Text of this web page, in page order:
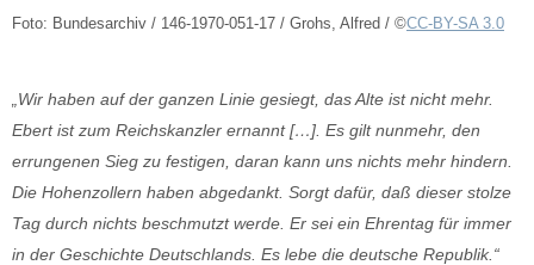
Foto: Bundesarchiv / 146-1970-051-17 / Grohs, Alfred / ©CC-BY-SA 3.0
„Wir haben auf der ganzen Linie gesiegt, das Alte ist nicht mehr.
Ebert ist zum Reichskanzler ernannt […]. Es gilt nunmehr, den
errungenen Sieg zu festigen, daran kann uns nichts mehr hindern.
Die Hohenzollern haben abgedankt. Sorgt dafür, daß dieser stolze
Tag durch nichts beschmutzt werde. Er sei ein Ehrentag für immer
in der Geschichte Deutschlands. Es lebe die deutsche Republik.“